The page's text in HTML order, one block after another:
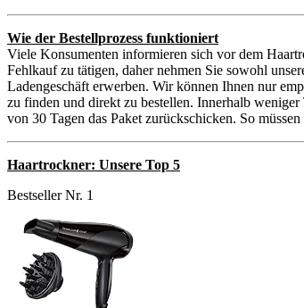
Wie der Bestellprozess funktioniert
Viele Konsumenten informieren sich vor dem
Fehlkauf zu tätigen, daher nehmen Sie sowohl
Ladengeschäft erwerben. Wir können Ihnen nur
zu finden und direkt zu bestellen. Innerhalb
von 30 Tagen das Paket zurückschicken. So
Haartrockner: Unsere Top 5
Bestseller Nr. 1